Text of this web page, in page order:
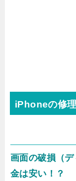
iPhoneの修
画面の破損（
金は安い！？